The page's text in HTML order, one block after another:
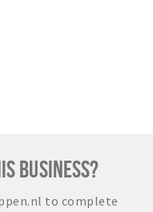
BUSINESS?
to complete